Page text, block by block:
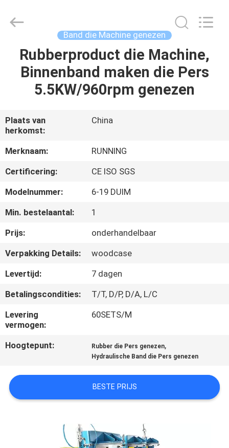
HUIS
PRODUCTEN
ONGEVEER
ONS
FABRIEKSREIS
CONTACTEER
ONS
GEVALLEN
SITEMAP
PRIVACY
POLICY
Machine
CO.,LTD.
Reserved.
Band die Machine genezen
Rubberproduct die Machine,
Binnenband maken die Pers
5.5KW/960rpm genezen
Plaats van
herkomst:
China
Merknaam:
RUNNING
Certificering:
CE ISO SGS
Modelnummer:
6-19 DUIM
Min. bestelaantal:
1
Prijs:
onderhandelbaar
Verpakking Details:
woodcase
Levertijd:
7 dagen
Betalingscondities:
T/T, D/P, D/A, L/C
Levering
vermogen:
60SETS/M
Hoogtepunt: Rubber die Pers genezen,
Hydraulische Band die Pers genezen
BESTE PRIJS